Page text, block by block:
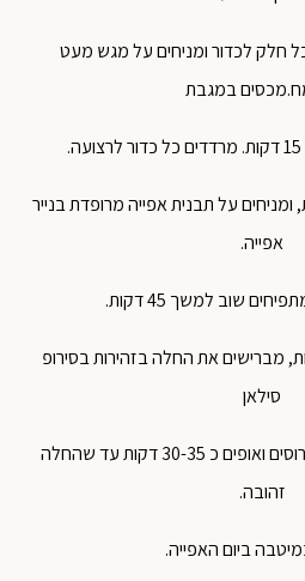
חלקלכדורומניחיםעלמגש מעט
.מכסיםבמגבת
דקות. מרדדיםכלכדורלרצועה.
, ומניחיםעלתבניתאפייהמרופדתבנייר
אפייה.
שוב למשך דקות.
, מברישיםאתהחלהבזהירותבסירופ
סילאן
ואופיםכ דקותעדשהחלה
זהובה.
ביוםהאפייה.